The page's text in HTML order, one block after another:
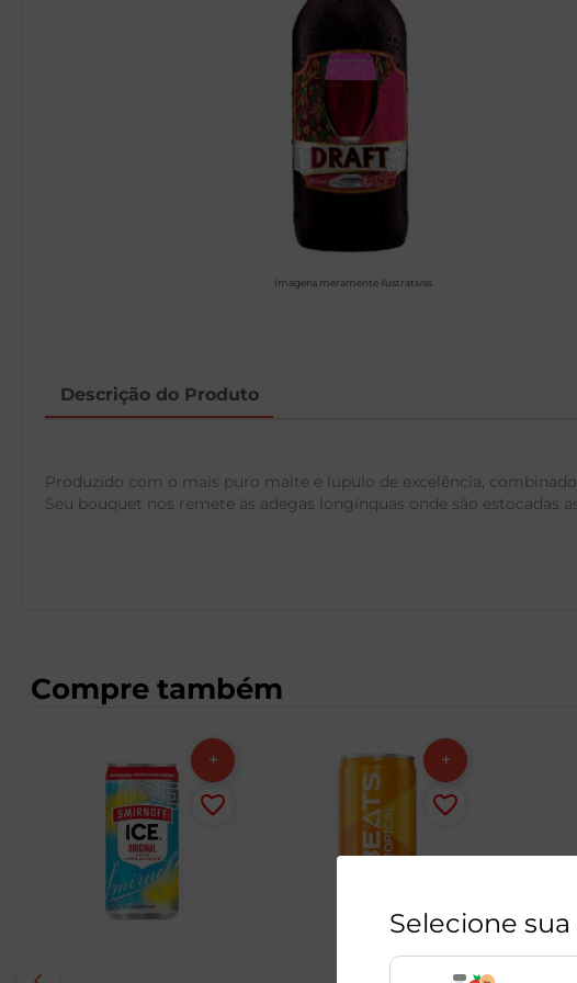
Imagens meramente ilustrativas
Descrição do Produto
Produzido com o mais puro malte e lúpulo de excelência,
Seu bouquet nos remete às adegas longínquas onde são estocadas
Compre também
Selecione